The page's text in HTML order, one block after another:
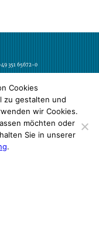
351 65672-0
info@avericon.de
Cookies
zu gestalten und
wir Cookies.
möchten oder
Sie in unserer
.